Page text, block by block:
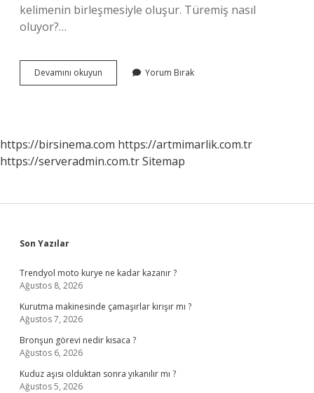
kelimenin birleşmesiyle oluşur. Türemiş nasıl
oluyor?…
Devamını okuyun Türemiş
Kelime
Yorum Bırak
https://birsinema.com https://artmimarlik.com.tr
https://serveradmin.com.trSitemap
Sidebar
Son Yazılar
Trendyol moto kurye ne kadar kazanır ?
Ağustos 8, 2026
Kurutma makinesinde çamaşırlar kırışır mı ?
Ağustos 7, 2026
Bronşun görevi nedir kısaca ?
Ağustos 6, 2026
Kuduz aşısı olduktan sonra yıkanılır mı ?
Ağustos 5, 2026